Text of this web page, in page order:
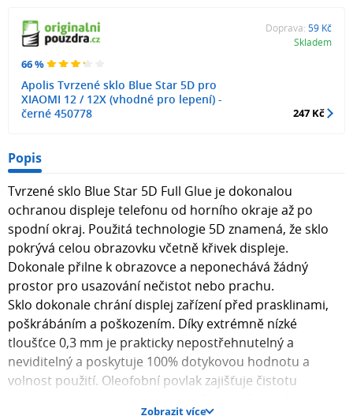
66 %
Apolis Tvrzené sklo Blue Star 5D pro
XIAOMI 12 / 12X (vhodné pro lepení) -
černé 450778
Doprava: 59 Kč
Skladem
247 Kč
Popis
Tvrzené sklo Blue Star 5D Full Glue je dokonalou
ochranou displeje telefonu od horního okraje až po
spodní okraj. Použitá technologie 5D znamená, že sklo
pokrývá celou obrazovku včetně křivek displeje.
Dokonale přilne k obrazovce a neponechává žádný
prostor pro usazování nečistot nebo prachu.
Sklo dokonale chrání displej zařízení před prasklinami,
poškrábáním a poškozením. Díky extrémně nízké
tloušťce 0,3 mm je prakticky nepostřehnutelný a
neviditelný a poskytuje 100% dotykovou hodnotu a
volnost použití. Oleofobní povlak zajišťuje čistotu
Zobrazit více